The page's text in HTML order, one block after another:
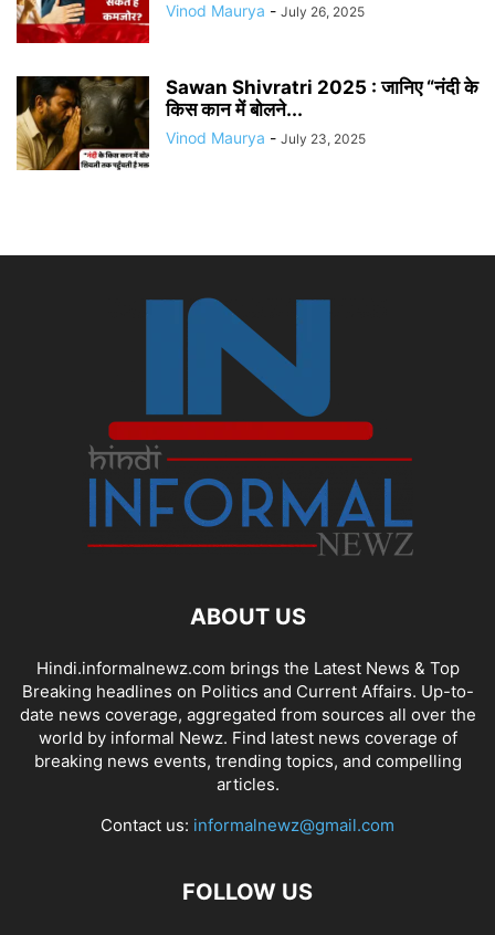
Vinod Maurya - July 26, 2025
Sawan Shivratri 2025 : जानिए “नंदी के
किस कान में बोलने...
Vinod Maurya - July 23, 2025
ABOUT US
Hindi.informalnewz.com brings the Latest News & Top
Breaking headlines on Politics and Current Affairs. Up-to-
date news coverage, aggregated from sources all over the
world by informal Newz. Find latest news coverage of
breaking news events, trending topics, and compelling
articles.
Contact us: informalnewz@gmail.com
FOLLOW US